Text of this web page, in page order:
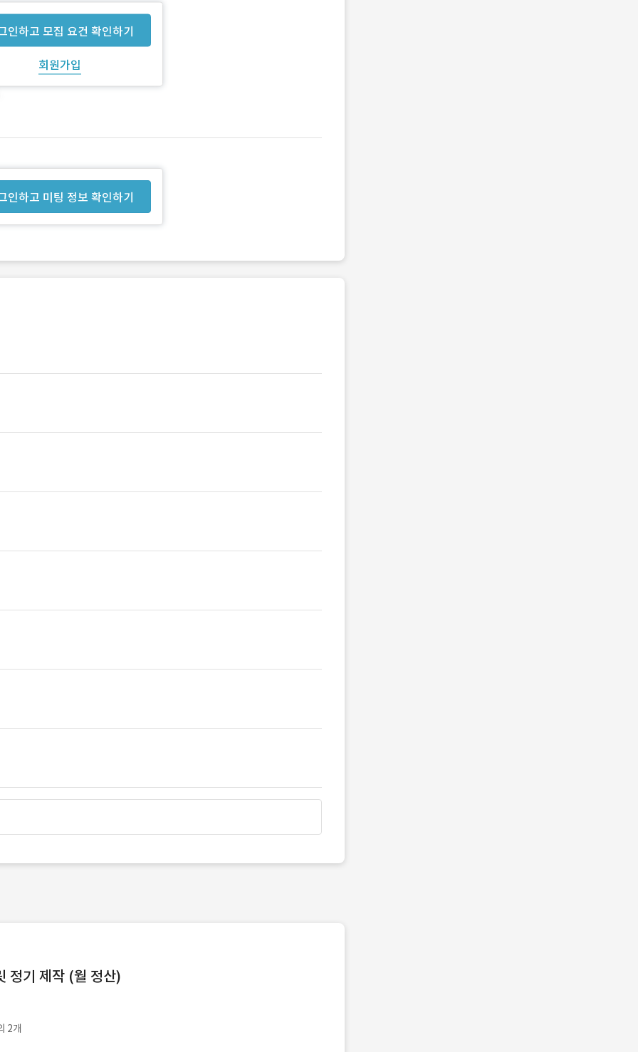
인하고 모집 요건 확인하기
회원가입
인하고 미팅 정보 확인하기
정기 제작 (월 정산)
2개